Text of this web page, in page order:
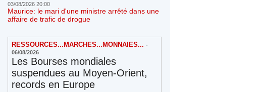
03/08/2026 20:00
Maurice: le mari d'une ministre arrêté dans une
affaire de trafic de drogue
RESSOURCES...MARCHES...MONNAIES... -
06/08/2026
Les Bourses mondiales
suspendues au Moyen-Orient,
records en Europe